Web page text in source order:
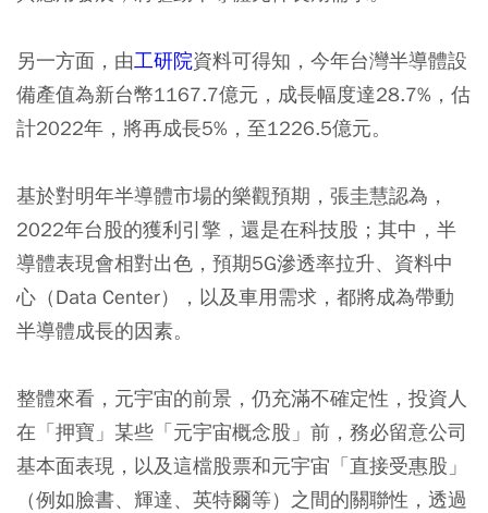
另一方面，由工研院資料可得知，今年台灣半導體設
備產值為新台幣1167.7億元，成長幅度達28.7%，估
計2022年，將再成長5%，至1226.5億元。
基於對明年半導體市場的樂觀預期，張圭慧認為，
2022年台股的獲利引擎，還是在科技股；其中，半
導體表現會相對出色，預期5G滲透率拉升、資料中
心（Data Center），以及車用需求，都將成為帶動
半導體成長的因素。
整體來看，元宇宙的前景，仍充滿不確定性，投資人
在「押寶」某些「元宇宙概念股」前，務必留意公司
基本面表現，以及這檔股票和元宇宙「直接受惠股」
（例如臉書、輝達、英特爾等）之間的關聯性，透過